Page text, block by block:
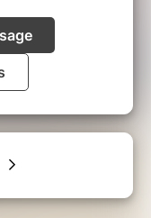
tant
ou du
sonore
son champ
développer la
ses
l’âme ».